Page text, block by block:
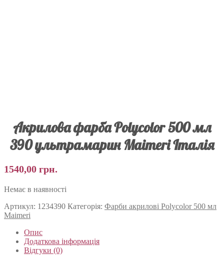
Акрилова фарба Polycolor 500 мл
390 ультрамарин Maimeri Італія
1540,00 грн.
Немає в наявності
Артикул: 1234390 Категорія: Фарби акрилові Polycolor 500 мл
Maimeri
Опис
Додаткова інформація
Відгуки (0)